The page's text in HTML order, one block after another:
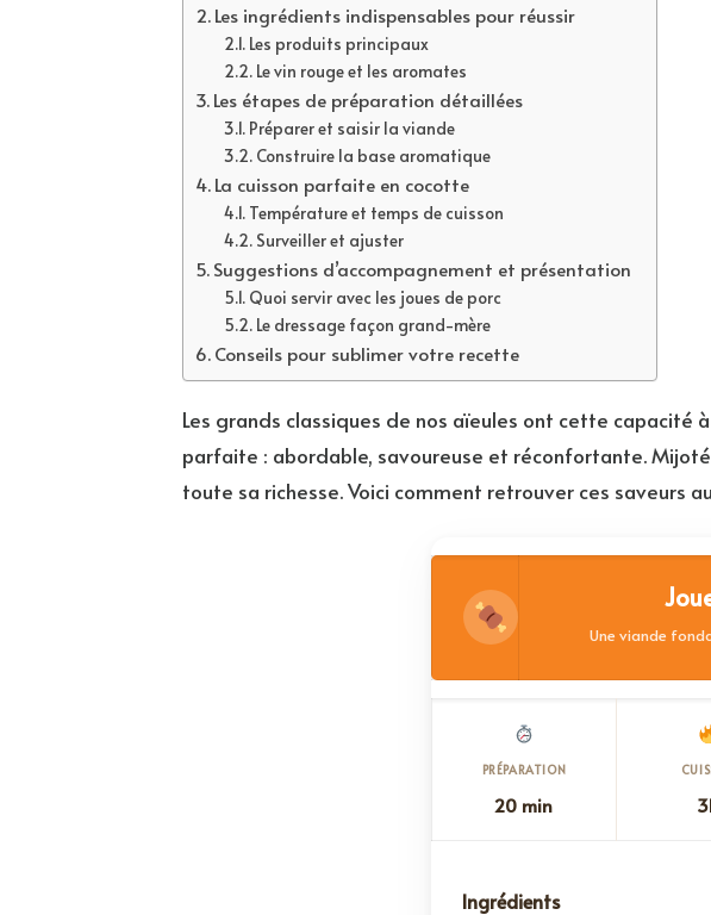
Les ingrédients indispensables pour réussir
Les produits principaux
Le vin rouge et les aromates
Les étapes de préparation détaillées
Préparer et saisir la viande
Construire la base aromatique
La cuisson parfaite en cocotte
Température et temps de cuisson
Surveiller et ajuster
Suggestions d’accompagnement et présentation
Quoi servir avec les joues de porc
Le dressage façon grand-mère
Conseils pour sublimer votre recette
Les grands classiques de nos aïeules ont cette capacité
parfaite : abordable, savoureuse et réconfortante.
toute sa richesse. Voici comment retrouver ces saveurs
Une viande
PRÉPARATION
20 min
Ingrédients